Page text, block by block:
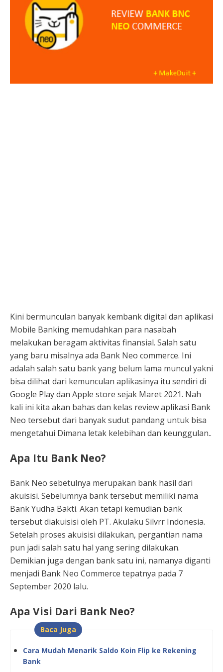
Kini bermunculan banyak kembank digital dan aplikasi
Mobile Banking memudahkan para nasabah
melakukan beragam aktivitas finansial. Salah satu
yang baru misalnya ada Bank Neo commerce. Ini
adalah salah satu bank yang belum lama muncul yakni
bisa dilihat dari kemunculan aplikasinya itu sendiri di
Google Play dan Apple store sejak Maret 2021. Nah
kali ini kita akan bahas dan kelas review aplikasi Bank
Neo tersebut dari banyak sudut pandang untuk bisa
mengetahui Dimana letak kelebihan dan keunggulan..
Apa Itu Bank Neo?
Bank Neo sebetulnya merupakan bank hasil dari
akuisisi. Sebelumnya bank tersebut memiliki nama
Bank Yudha Bakti. Akan tetapi kemudian bank
tersebut diakuisisi oleh PT. Akulaku Silvrr Indonesia.
Setelah proses akuisisi dilakukan, pergantian nama
pun jadi salah satu hal yang sering dilakukan.
Demikian juga dengan bank satu ini, namanya diganti
menjadi Bank Neo Commerce tepatnya pada 7
September 2020 lalu.
Apa Visi Dari Bank Neo?
Baca Juga
Cara Mudah Menarik Saldo Koin Flip ke Rekening
Bank